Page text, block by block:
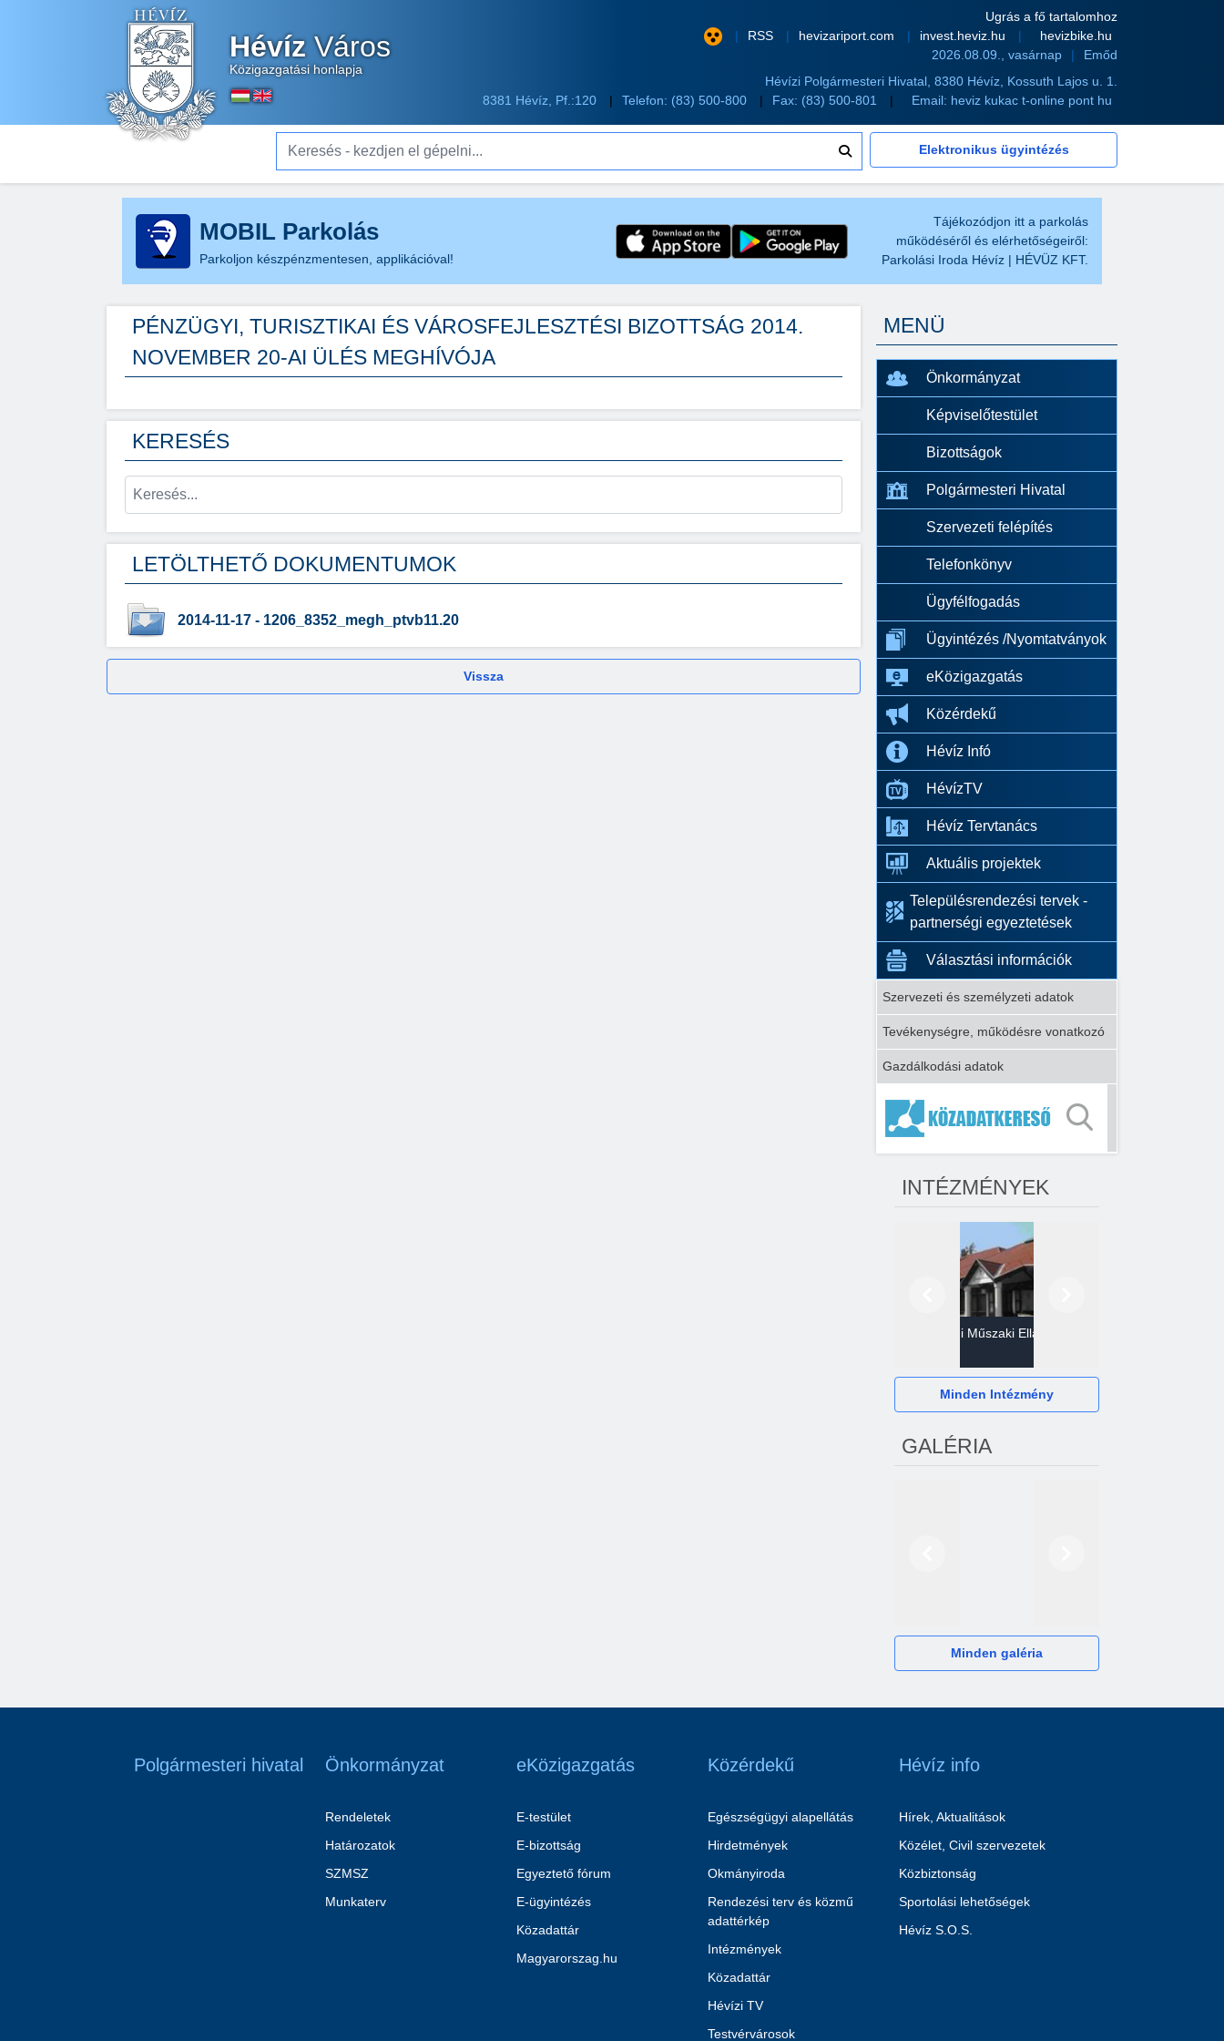
HévízVáros
Közigazgatási honlapja
Ugrás a fő tartalomhoz
RSS
hevizariport.com invest.heviz.hu
hevizbike.hu
2026.08.09., vasárnap
Emőd
Hévízi Polgármesteri Hivatal, 8380 Hévíz, Kossuth Lajos u. 1.
8381 Hévíz, Pf.:120
Telefon: (83) 500-800 Fax: (83) 500-801 Email: heviz kukac t-online pont hu
Keresés - kezdjen el gépelni...
Elektronikus ügyintézés
MOBIL Parkolás
Parkoljon készpénzmentesen, applikációval!
Tájékozódjon itt a parkolás
működéséről és elérhetőségeiről:
Parkolási Iroda Hévíz | HÉVÜZ KFT.
PÉNZÜGYI, TURISZTIKAI ÉS VÁROSFEJLESZTÉSI BIZOTTSÁG 2014.
NOVEMBER 20-AI ÜLÉS MEGHÍVÓJA
KERESÉS
LETÖLTHETŐ DOKUMENTUMOK
2014-11-17 - 1206_8352_megh_ptvb11.20
Vissza
MENÜ
Önkormányzat
Képviselőtestület
Bizottságok
Polgármesteri Hivatal
Szervezeti felépítés
Telefonkönyv
Ügyfélfogadás
Ügyintézés /Nyomtatványok
eKözigazgatás
Közérdekű
Hévíz Infó
HévízTV
Hévíz Tervtanács
Aktuális projektek
Településrendezési tervek -
partnerségi egyeztetések
Választási információk
Szervezeti és személyzeti adatok
Tevékenységre, működésre vonatkozó
Gazdálkodási adatok
INTÉZMÉNYEK
Gazdasági Műszaki Ellátó
Minden Intézmény
GALÉRIA
Minden galéria
Polgármesteri hivatal Önkormányzat
Rendeletek
Határozatok
SZMSZ
Munkaterv
eKözigazgatás
E-testület
E-bizottság
Egyeztető fórum
E-ügyintézés
Közadattár
Magyarorszag.hu
Közérdekű
Egészségügyi alapellátás
Hirdetmények
Okmányiroda
Rendezési terv és közmű
adattérkép
Intézmények
Közadattár
Hévízi TV
Testvérvárosok
Hévíz info
Hírek, Aktualitások
Közélet, Civil szervezetek
Közbiztonság
Sportolási lehetőségek
Hévíz S.O.S.